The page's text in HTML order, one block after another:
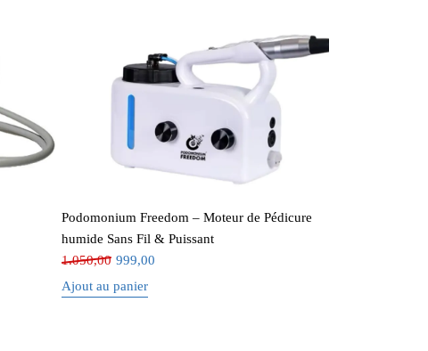
Podomonium Freedom – Moteur de Pédicure
humide Sans Fil & Puissant
1.050,00 999,00
Ajout au panier